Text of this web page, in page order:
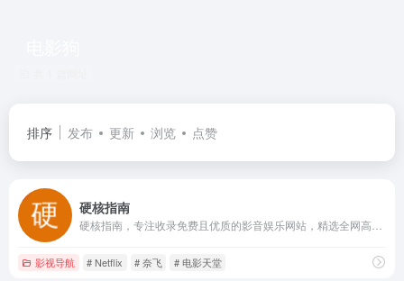
排序 发布 更新 浏览 点赞
硬核指南
影视导航 # Netflix # 奈飞 # 电影天堂